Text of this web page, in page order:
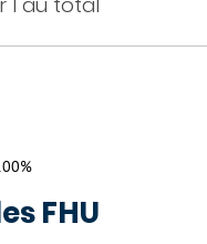
FHU